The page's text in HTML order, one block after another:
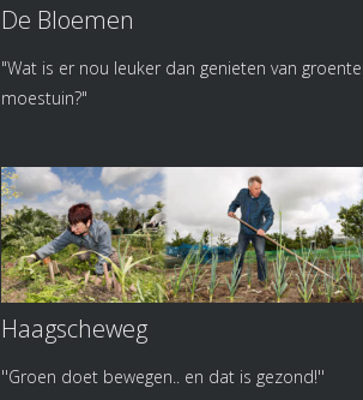
De Bloemen
"Wat is er nou leuker dan genieten van
moestuin?"
Haagscheweg
''Groen doet bewegen.. en dat is gezond!''